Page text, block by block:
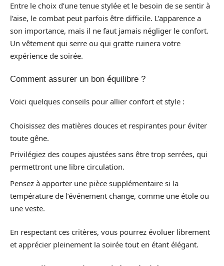
Entre le choix d’une tenue stylée et le besoin de se sentir à
l’aise, le combat peut parfois être difficile. L’apparence a
son importance, mais il ne faut jamais négliger le confort.
Un vêtement qui serre ou qui gratte ruinera votre
expérience de soirée.
Comment assurer un bon équilibre ?
Voici quelques conseils pour allier confort et style :
Choisissez des matières douces et respirantes pour éviter
toute gêne.
Privilégiez des coupes ajustées sans être trop serrées, qui
permettront une libre circulation.
Pensez à apporter une pièce supplémentaire si la
température de l’événement change, comme une étole ou
une veste.
En respectant ces critères, vous pourrez évoluer librement
et apprécier pleinement la soirée tout en étant élégant.